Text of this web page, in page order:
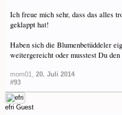
Ich freue mich sehr, dass das alles
geklappt hat!
Haben sich die Blumenbetüddeler
weitergereicht oder musstest Du
mom01, 20. Juli 2014
#93
efri Guest